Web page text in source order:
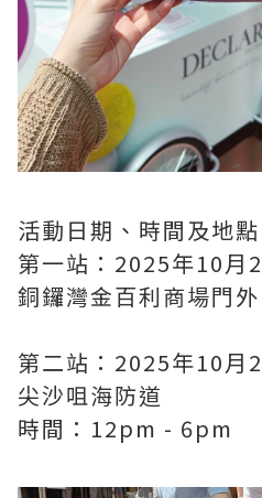
活動日期、時間及地點
第一站：2025年10月
銅鑼灣金百利商場門
第二站：2025年10月
尖沙咀海防道
時間：12pm - 6pm